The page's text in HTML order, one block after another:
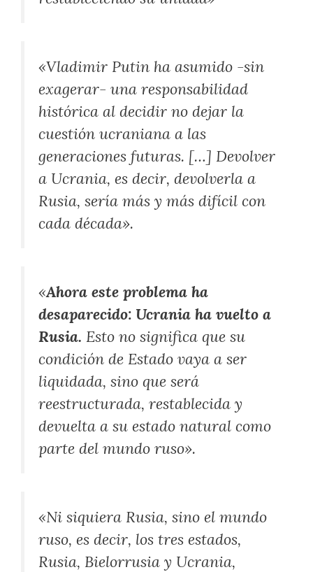
«Vladimir Putin ha asumido -sin
exagerar- una responsabilidad
histórica al decidir no dejar la
cuestión ucraniana a las
generaciones futuras. […] Devolver
a Ucrania, es decir, devolverla a
Rusia, sería más y más difícil con
cada década».
«Ahora este problema ha
desaparecido: Ucrania ha vuelto a
Rusia. Esto no significa que su
condición de Estado vaya a ser
liquidada, sino que será
reestructurada, restablecida y
devuelta a su estado natural como
parte del mundo ruso».
«Ni siquiera Rusia, sino el mundo
ruso, es decir, los tres estados,
Rusia, Bielorrusia y Ucrania,